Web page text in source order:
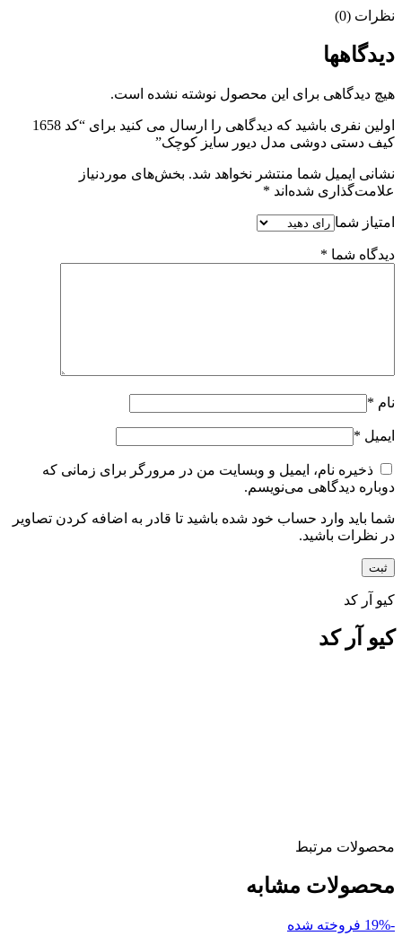
نظرات (0)
دیدگاهها
هیچ دیدگاهی برای این محصول نوشته نشده است.
اولین نفری باشید که دیدگاهی را ارسال می کنید برای “کد 1658
کیف دستی دوشی مدل دیور سایز کوچک”
نشانی ایمیل شما منتشر نخواهد شد. بخش‌های موردنیاز
علامت‌گذاری شده‌اند *
امتیاز شما
دیدگاه شما *
نام *
ایمیل *
ذخیره نام، ایمیل و وبسایت من در مرورگر برای زمانی که
دوباره دیدگاهی می‌نویسم.
شما باید وارد حساب خود شده باشید تا قادر به اضافه کردن تصاویر
در نظرات باشید.
کیو آر کد
کیو آر کد
محصولات مرتبط
محصولات مشابه
-19% فروخته شده